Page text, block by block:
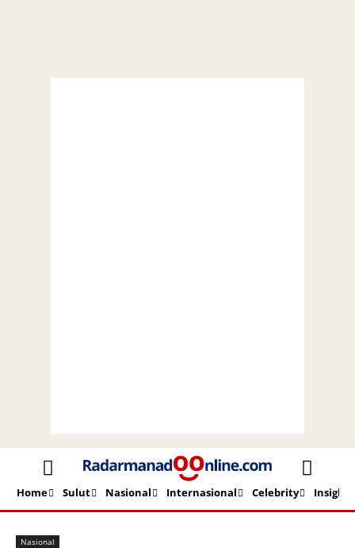
Home Sulut Nasional Internasional Celebrity Insight
Beranda Nasional
Nasional